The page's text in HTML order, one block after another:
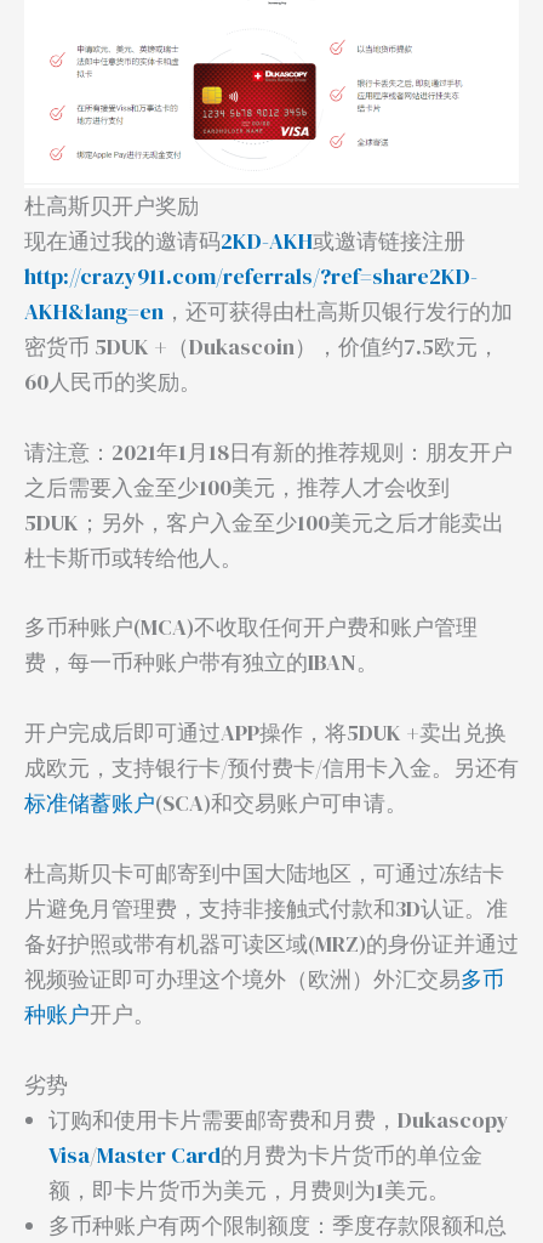
杜高斯贝开户奖励
现在通过我的邀请码2KD-AKH或邀请链接注册
http://crazy911.com/referrals/?ref=share2KD-
AKH&lang=en ，还可获得由杜高斯贝银行发行的加
密货币 5DUK +（Dukascoin），价值约7.5欧元，
60人民币的奖励。
请注意：2021年1月18日有新的推荐规则：朋友开户
之后需要入金至少100美元，推荐人才会收到
5DUK；另外，客户入金至少100美元之后才能卖出
杜卡斯币或转给他人。
多币种账户(MCA)不收取任何开户费和账户管理
费，每一币种账户带有独立的IBAN。
开户完成后即可通过APP操作，将5DUK +卖出兑换
成欧元，支持银行卡/预付费卡/信用卡入金。另还有
标准储蓄账户(SCA)和交易账户可申请。
杜高斯贝卡可邮寄到中国大陆地区，可通过冻结卡
片避免月管理费，支持非接触式付款和3D认证。准
备好护照或带有机器可读区域(MRZ)的身份证并通过
视频验证即可办理这个境外（欧洲）外汇交易多币
种账户开户。
劣势
订购和使用卡片需要邮寄费和月费，Dukascopy
Visa/Master Card的月费为卡片货币的单位金
额，即卡片货币为美元，月费则为1美元。
多币种账户有两个限制额度：季度存款限额和总